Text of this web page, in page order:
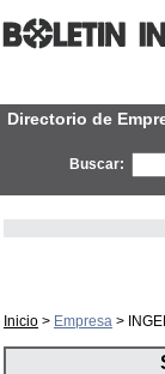
Directorio de
Buscar:
Inicio > Empresa >